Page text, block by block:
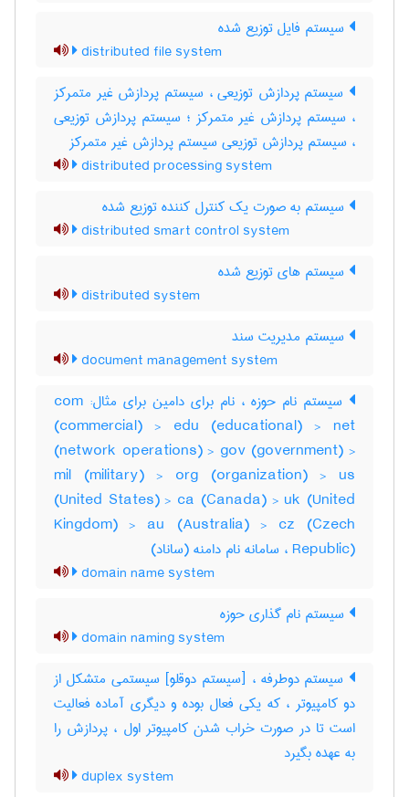
سیستم فایل توزیع شده
distributed file system
سیستم پردازش توزیعی ، سیستم پردازش غیر متمرکز
، سیستم پردازش غیر متمرکز ؛ سیستم پردازش توزیعی
، سیستم پردازش توزیعی سیستم پردازش غیر متمرکز
distributed processing system
سیستم به صورت یک کنترل کننده توزیع شده
distributed smart control system
سیستم های توزیع شده
distributed system
سیستم مدیریت سند
document management system
سیستم نام حوزه ، نام برای دامین برای مثال: com
(commercial) > edu (educational) > net
(network operations) > gov (government) >
mil (military) > org (organization) > us
(United States) > ca (Canada) > uk (United
Kingdom) > au (Australia) > cz (Czech
Republic) ، سامانه نام دامنه (ساناد)
domain name system
سیستم نام گذاری حوزه
domain naming system
سیستم دوطرفه ، [سیستم دوقلو] سیستمی متشکل از
دو کامپیوتر ، که یکی فعال بوده و دیگری آماده فعالیت
است تا در صورت خراب شدن کامپیوتر اول ، پردازش را
به عهده بگیرد
duplex system